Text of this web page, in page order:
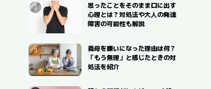
思ったことをそのまま口に出す
心理とは？対処法や大人の発達
障害の可能性も解説
義母を嫌いになった理由は何？
「もう無理」と感じたときの対
処法を紹介